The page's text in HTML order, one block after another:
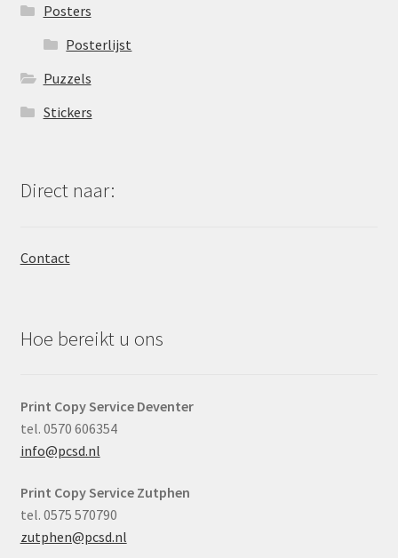
Posters
Posterlijst
Puzzels
Stickers
Direct naar:
Contact
Hoe bereikt u ons
Print Copy Service Deventer
tel. 0570 606354
info@pcsd.nl
Print Copy Service Zutphen
tel. 0575 570790
zutphen@pcsd.nl